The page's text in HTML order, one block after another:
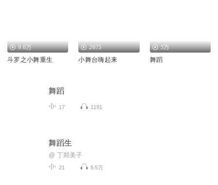
9.6万
斗罗之小舞重生
2675
小舞台嗨起来
5万
舞蹈
舞蹈
17 1191
舞蹈生
@ 丁郑美子
21 5.5万